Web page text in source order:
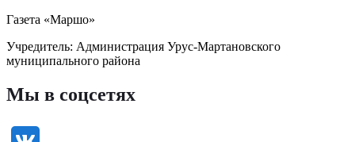
Газета «Маршо»
Учредитель: Администрация Урус-Мартановского
муниципального района
Мы в соцсетях